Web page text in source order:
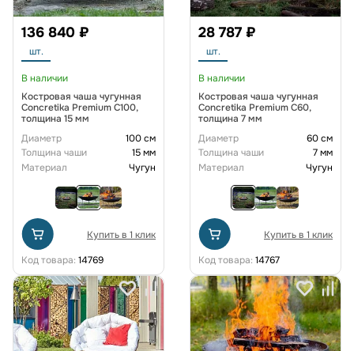
136 840 ₽
шт.
В наличии
Костровая чаша чугунная
Concretika Premium C100,
толщина 15 мм
Диаметр
100 см
Толщина чаши
15 мм
Материал
Чугун
Купить в 1 клик
Код товара: 14769
28 787 ₽
шт.
В наличии
Костровая чаша чугунная
Concretika Premium C60,
толщина 7 мм
Диаметр
60 см
Толщина чаши
7 мм
Материал
Чугун
Купить в 1 клик
Код товара: 14767